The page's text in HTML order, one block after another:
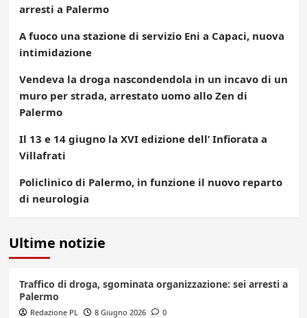
arresti a Palermo
A fuoco una stazione di servizio Eni a Capaci, nuova
intimidazione
Vendeva la droga nascondendola in un incavo di un
muro per strada, arrestato uomo allo Zen di
Palermo
Il 13 e 14 giugno la XVI edizione dell’ Infiorata a
Villafrati
Policlinico di Palermo, in funzione il nuovo reparto
di neurologia
Ultime notizie
Traffico di droga, sgominata organizzazione: sei arresti a
Palermo
Redazione PL 8 Giugno 2026 0